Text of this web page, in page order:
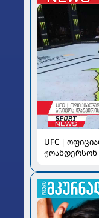
UFC |
ჟოანდერსონ